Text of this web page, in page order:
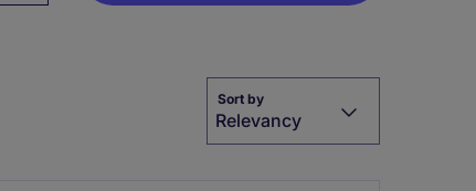
Sort by
Relevancy